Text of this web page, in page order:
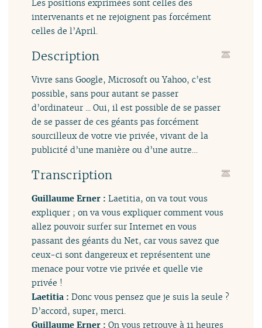
Les positions exprimées sont celles des
intervenants et ne rejoignent pas forcément
celles de l’April.
Description
Vivre sans Google, Microsoft ou Yahoo, c’est
possible, sans pour autant se passer
d’ordinateur ... Oui, il est possible de se passer
de se passer de ces géants pas forcément
sourcilleux de votre vie privée, vivant de la
publicité d’une manière ou d’une autre…
Transcription
Guillaume Erner :Laetitia, on va tout vous
expliquer ; on va vous expliquer comment vous
allez pouvoir surfer sur Internet en vous
passant des géants du Net, car vous savez que
ceux-ci sont dangereux et représentent une
menace pour votre vie privée et quelle vie
privée !
Laetitia :Donc vous pensez que je suis la seule ?
D’accord, super, merci.
Guillaume Erner :On vous retrouve à 11 heures